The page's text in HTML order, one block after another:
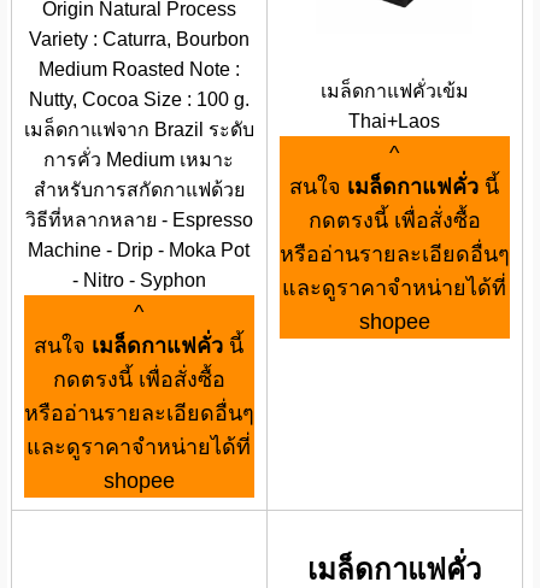
Origin Natural Process
Variety : Caturra, Bourbon
Medium Roasted Note :
Nutty, Cocoa Size : 100 g.
เมล็ดกาแฟจาก Brazil ระดับ
การคั่ว Medium เหมาะ
สำหรับการสกัดกาแฟด้วย
วิธีที่หลากหลาย - Espresso
Machine - Drip - Moka Pot
- Nitro - Syphon
^
สนใจ เมล็ดกาแฟคั่ว นี้
กดตรงนี้ เพื่อสั่งซื้อ
หรืออ่านรายละเอียดอื่นๆ
และดูราคาจำหน่ายได้ที่
shopee
เมล็ดกาแฟคั่วเข้ม
Thai+Laos
^
สนใจ เมล็ดกาแฟคั่ว นี้
กดตรงนี้ เพื่อสั่งซื้อ
หรืออ่านรายละเอียดอื่นๆ
และดูราคาจำหน่ายได้ที่
shopee
เมล็ดกาแฟคั่ว